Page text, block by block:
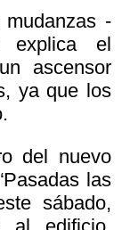
-
explica el
ascensor
ya que los
del nuevo
las
sábado,